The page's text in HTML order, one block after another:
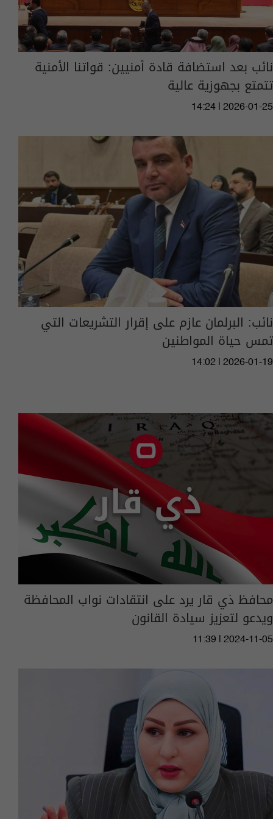
نائب بعد استضافة قادة أمنيين: قواتنا الأمنية
تتمتع بجهوزية عالية
14:24 | 2026-01-25
نائب: البرلمان عازم على إقرار التشريعات التي
تمس حياة المواطنين
14:02 | 2026-01-19
محافظ ذي قار يرد على انتقادات نواب المحافظة
ويدعو لتعزيز سيادة القانون
11:39 | 2024-11-05